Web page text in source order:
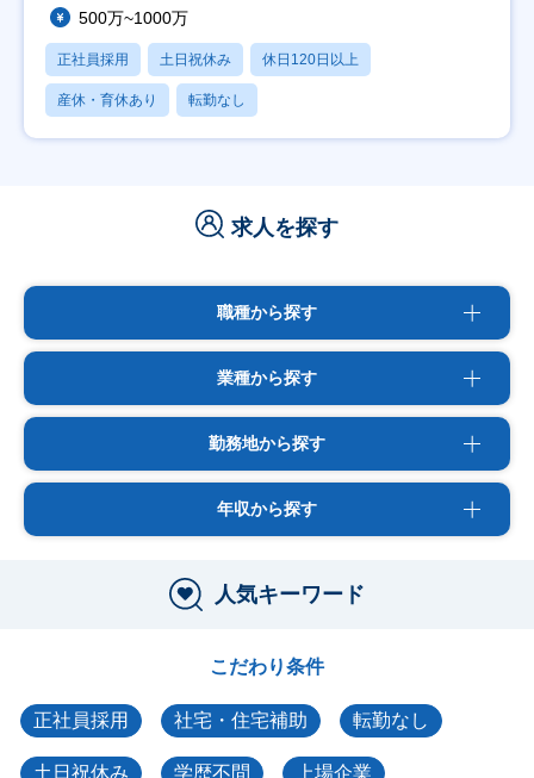
500万~1000万
正社員採用 土日祝休み 休日120日以上
産休・育休あり 転勤なし
求人を探す
職種から探す
業種から探す
勤務地から探す
年収から探す
人気キーワード
こだわり条件
正社員採用 社宅・住宅補助 転勤なし
土日祝休み 学歴不問 上場企業